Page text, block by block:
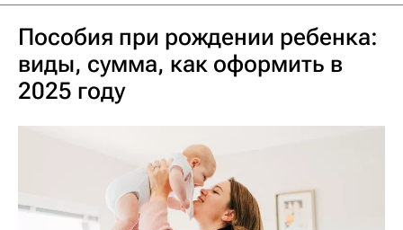
Пособия при рождении ребенка:
виды, сумма, как оформить в
2025 году